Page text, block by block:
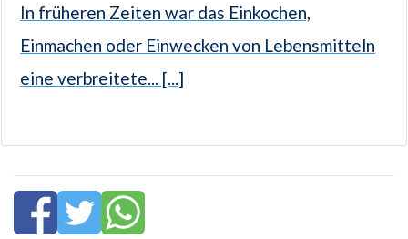
In früheren Zeiten war das Einkochen,
Einmachen oder Einwecken von Lebensmitteln
eine verbreitete... [...]